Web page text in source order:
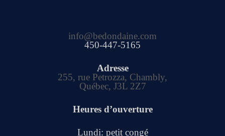
info@bedondaine.com
450-447-5165
Adresse
255, rue Petrozza, Chambly,
Québec, J3L 2Z7
Heures d’ouverture
Lundi: petit congé